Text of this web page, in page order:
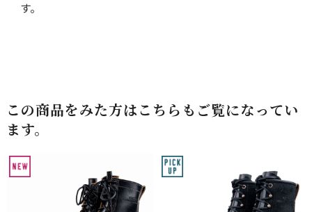
す。
この商品をみた方はこちらもご覧になってい
ます。